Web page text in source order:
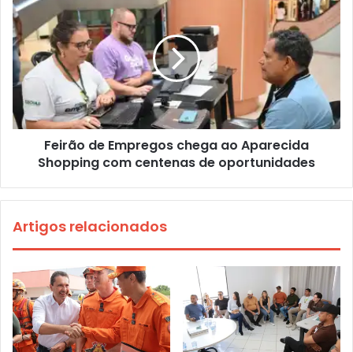
Feirão de Empregos chega ao Aparecida
Shopping com centenas de oportunidades
Artigos relacionados